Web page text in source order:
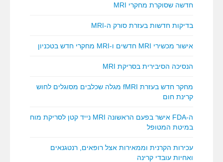
חדשה שסוקרת מחקרי MRI
בדיקות חדשות בעזרת סורק ה-MRI
אישור מכשירי MRI חדשים ו-MRI מחקרי חדש בטכניון
הנסיכה הסיבירית בסריקת MRI
מחקר חדש בעזרת fMRI מגלה שכלבים מסוגלים לחוש
קרינת חום
ה-FDA אישר בפעם הראשונה MRI נייד קטן לסריקת מוח
במיטת המטופל
עכירות הקרנית וממאירות אצל רופאים, רנטגנאים
ואחיות עובדי קרינה